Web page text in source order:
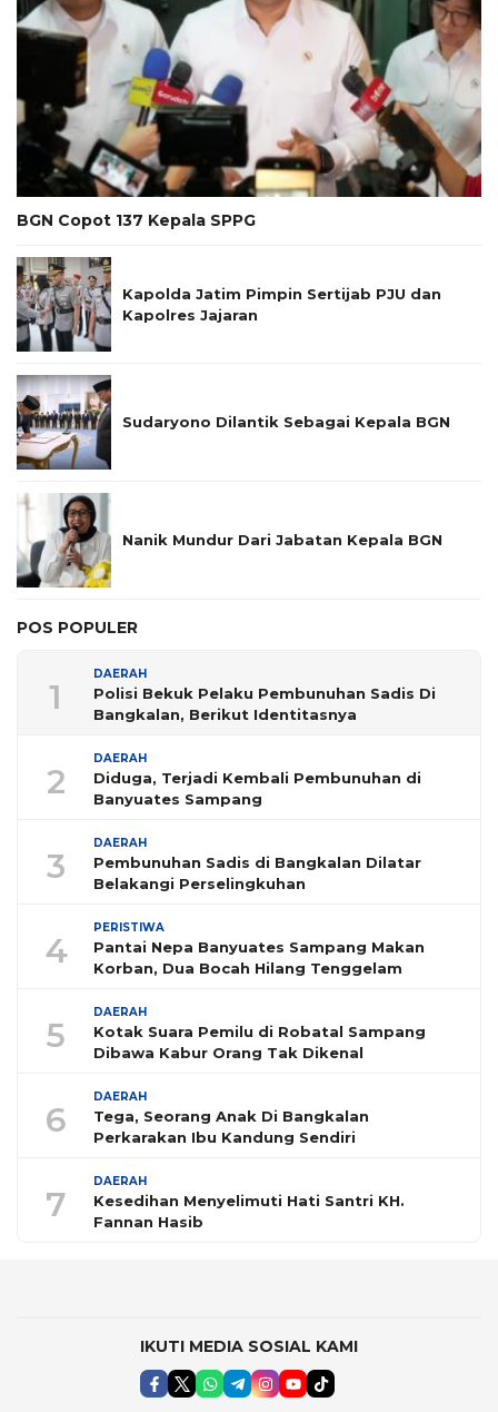
BGN Copot 137 Kepala SPPG
Kapolda Jatim Pimpin Sertijab PJU dan
Kapolres Jajaran
Sudaryono Dilantik Sebagai Kepala BGN
Nanik Mundur Dari Jabatan Kepala BGN
POS POPULER
1
DAERAH
Polisi Bekuk Pelaku Pembunuhan Sadis Di
Bangkalan, Berikut Identitasnya
2
DAERAH
Diduga, Terjadi Kembali Pembunuhan di
Banyuates Sampang
3
DAERAH
Pembunuhan Sadis di Bangkalan Dilatar
Belakangi Perselingkuhan
4
PERISTIWA
Pantai Nepa Banyuates Sampang Makan
Korban, Dua Bocah Hilang Tenggelam
5
DAERAH
Kotak Suara Pemilu di Robatal Sampang
Dibawa Kabur Orang Tak Dikenal
6
DAERAH
Tega, Seorang Anak Di Bangkalan
Perkarakan Ibu Kandung Sendiri
7
DAERAH
Kesedihan Menyelimuti Hati Santri KH.
Fannan Hasib
IKUTI MEDIA SOSIAL KAMI